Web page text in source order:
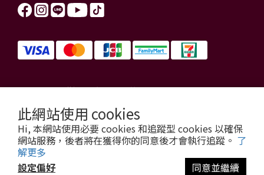
此網站使用 cookies
Hi, 本網站使用必要 cookies 和追蹤型 cookies 以確保
網站服務，後者將在獲得你的同意後才會執行追蹤。 了
解更多
設定偏好
同意並繼續
信源電器有限公司 統一編號：84179325
信源電器 版權所有
copyright © 2026 3cu.com.tw All Rights Reserved.